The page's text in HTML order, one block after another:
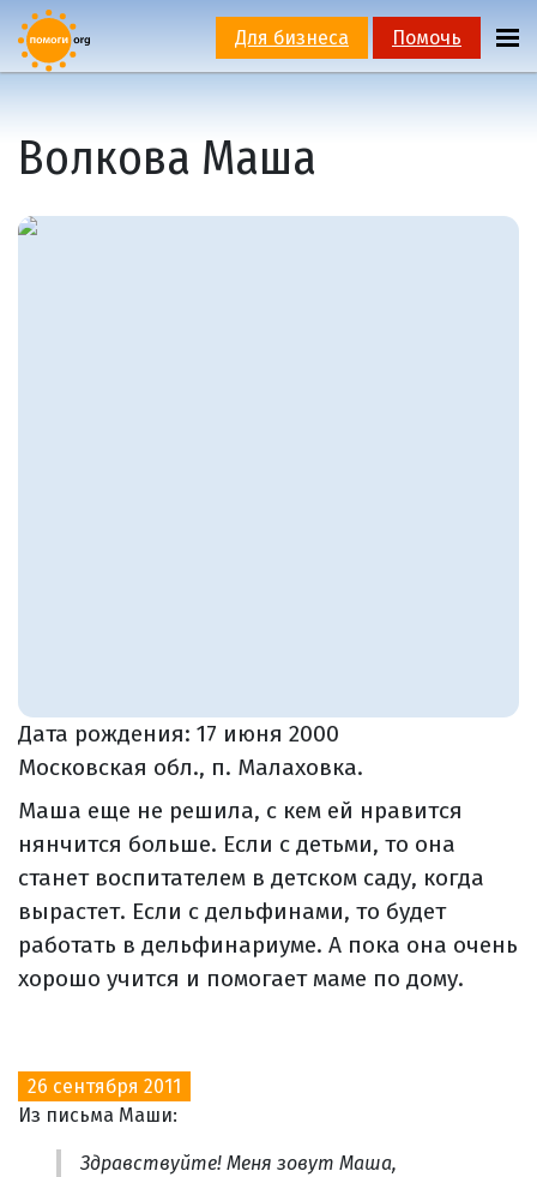
Для бизнеса Помочь
Волкова Маша
Дата рождения: 17 июня 2000
Московская обл., п. Малаховка.
Маша еще не решила, с кем ей нравится
нянчится больше. Если с детьми, то она
станет воспитателем в детском саду, когда
вырастет. Если с дельфинами, то будет
работать в дельфинариуме. А пока она очень
хорошо учится и помогает маме по дому.
26 сентября 2011
Из письма Маши:
Здравствуйте! Меня зовут Маша,